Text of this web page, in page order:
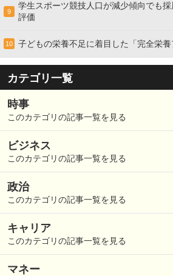
9
学生スポーツ競技人口が減少傾向でも
評価
10 子どもの栄養不足に着目した「完全栄
カテゴリ一覧
時事
このカテゴリの記事一覧を見る
ビジネス
このカテゴリの記事一覧を見る
政治
このカテゴリの記事一覧を見る
キャリア
このカテゴリの記事一覧を見る
マネー